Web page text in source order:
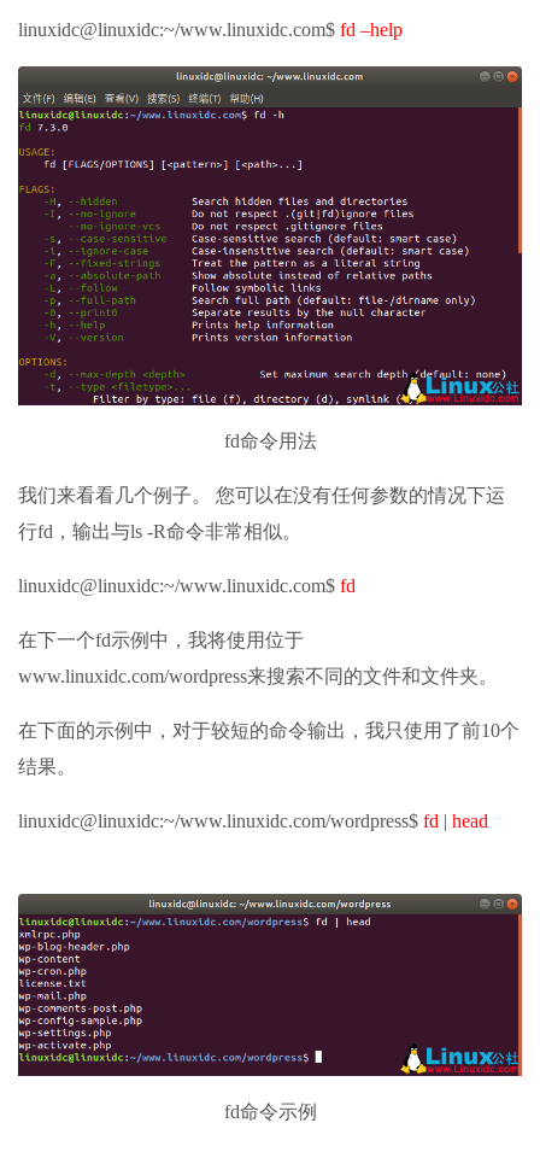
linuxidc@linuxidc:~/www.linuxidc.com$ fd –help
fd命令用法
我们来看看几个例子。 您可以在没有任何参数的情况下运
行fd，输出与ls -R命令非常相似。
linuxidc@linuxidc:~/www.linuxidc.com$ fd
在下一个fd示例中，我将使用位于
www.linuxidc.com/wordpress来搜索不同的文件和文件夹。
在下面的示例中，对于较短的命令输出，我只使用了前10个
结果。
linuxidc@linuxidc:~/www.linuxidc.com/wordpress$ fd | head
fd命令示例